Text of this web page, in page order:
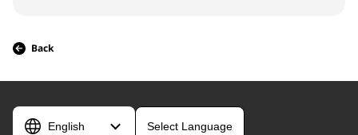
Back
Select Language